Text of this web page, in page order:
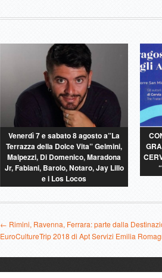
Venerdì 7 e sabato 8 agosto a”La
Terrazza della Dolce Vita” Gelmini,
Malpezzi, Di Domenico, Maradona
Jr, Fabiani, Barolo, Notaro, Jay Lillo
e i Los Locos
← Rimini, Ravenna, Ferrara: parte dalla
EuroCultureTrip 2018 di Apt Servizi Emilia